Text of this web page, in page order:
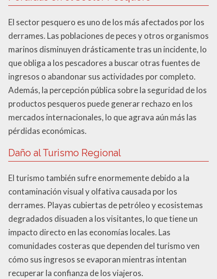
El sector pesquero es uno de los más afectados por los
derrames. Las poblaciones de peces y otros organismos
marinos disminuyen drásticamente tras un incidente, lo
que obliga a los pescadores a buscar otras fuentes de
ingresos o abandonar sus actividades por completo.
Además, la percepción pública sobre la seguridad de los
productos pesqueros puede generar rechazo en los
mercados internacionales, lo que agrava aún más las
pérdidas económicas.
Daño al Turismo Regional
El turismo también sufre enormemente debido a la
contaminación visual y olfativa causada por los
derrames. Playas cubiertas de petróleo y ecosistemas
degradados disuaden a los visitantes, lo que tiene un
impacto directo en las economías locales. Las
comunidades costeras que dependen del turismo ven
cómo sus ingresos se evaporan mientras intentan
recuperar la confianza de los viajeros.